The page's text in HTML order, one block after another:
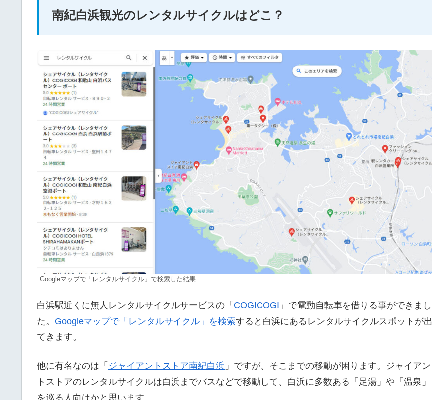
南紀白浜観光のレンタルサイクルはどこ？
Googleマップで「レンタルサイクル」で検索した結果
白浜駅近くに無人レンタルサイクルサービスの「 COGICOGI 」で電動自転車を借りる事ができまし
た。 Googleマップで「レンタルサイクル」を検索すると白浜にあるレンタルサイクルスポットが出
てきます。
他に有名なのは「 ジャイアントストア南紀白浜 」ですが、そこまでの移動が困ります。ジャイアン
トストアのレンタルサイクルは白浜までバスなどで移動して、白浜に多数ある「足湯」や「温泉」
を巡る人向けかと思います。